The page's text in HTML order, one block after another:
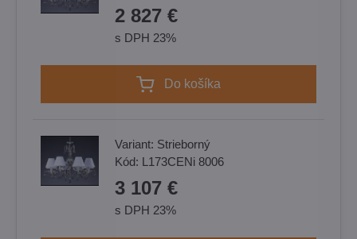
2 827 €
s DPH 23%
Do košíka
Variant: Strieborný
Kód: L173CENi 8006
3 107 €
s DPH 23%